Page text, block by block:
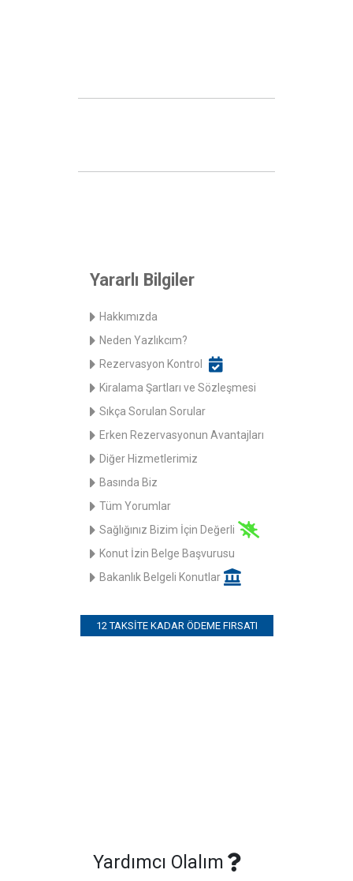
Yararlı Bilgiler
Hakkımızda
Neden Yazlıkcım?
Rezervasyon Kontrol
Kiralama Şartları ve Sözleşmesi
Sıkça Sorulan Sorular
Erken Rezervasyonun Avantajları
Diğer Hizmetlerimiz
Basında Biz
Tüm Yorumlar
Sağlığınız Bizim İçin Değerli
Konut İzin Belge Başvurusu
Bakanlık Belgeli Konutlar
12 TAKSITE KADAR ÖDEME FIRSATI
Yardımcı Olalım